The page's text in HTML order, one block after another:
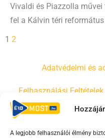
A legjobb felhasználói élmény
Vivaldi és Piazzolla
fel a Kálvin téri
1 2
Adatvédelmi és
Felhasználási Feltételek
Irányelvek